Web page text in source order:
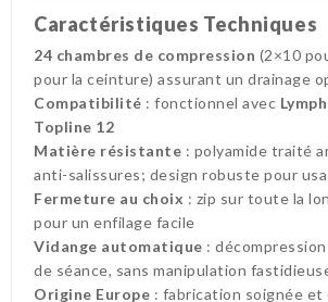
Caractéristiques Techniques
24 chambres de compression (2×10
pour la ceinture) assurant un drainage
Compatibilité : fonctionnel avec
Topline 12
Matière résistante : polyamide traité
anti-salissures; design robuste pour
Fermeture au choix : zip sur toute la
pour un enfilage facile
Vidange automatique :
de séance, sans manipulation
Origine Europe : fabrication soignée et